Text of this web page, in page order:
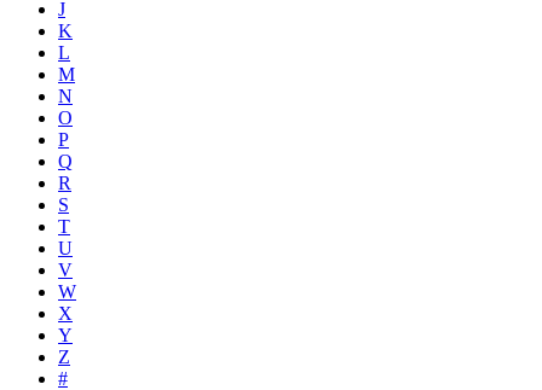
J
K
L
M
N
O
P
Q
R
S
T
U
V
W
X
Y
Z
#